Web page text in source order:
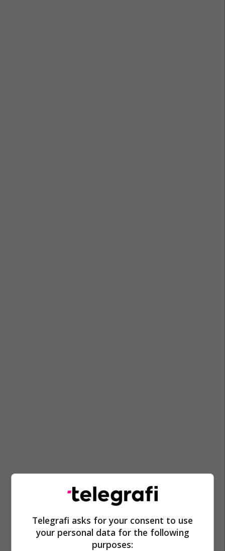
Telegrafi asks for your consent to use
your personal data for the following
purposes: